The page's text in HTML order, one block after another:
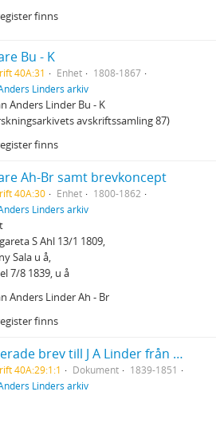
finns
Bu - K
40A:31 Enhet
1808-1867
Linders arkiv
Anders Linder Bu - K
avskriftssamling 87)
finns
Ah-Br samt brevkoncept
40A:30 Enhet
1800-1862
Linders arkiv
S Ahl 13/1 1809,
Sala u å,
7/8 1839, u å
Anders Linder Ah - Br
finns
Transkriberade brev till J A Linder från Hanna och Louisa Leijel
40A:29:1:1 Dokument
1839-1851
Linders arkiv